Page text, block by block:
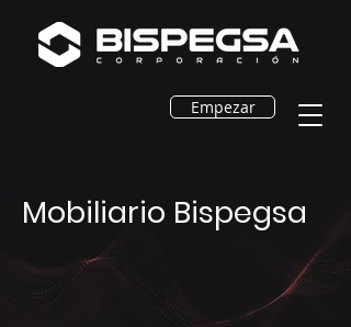
Empezar
Mobiliario Bispegsa